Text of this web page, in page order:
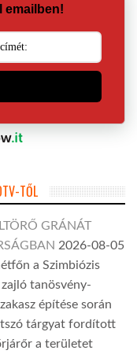
emailben!
TŐL
GRÁNÁT
2026-08-05
a Szimbiózis
tanösvény-
építése során
tárgyat fordított
a területet